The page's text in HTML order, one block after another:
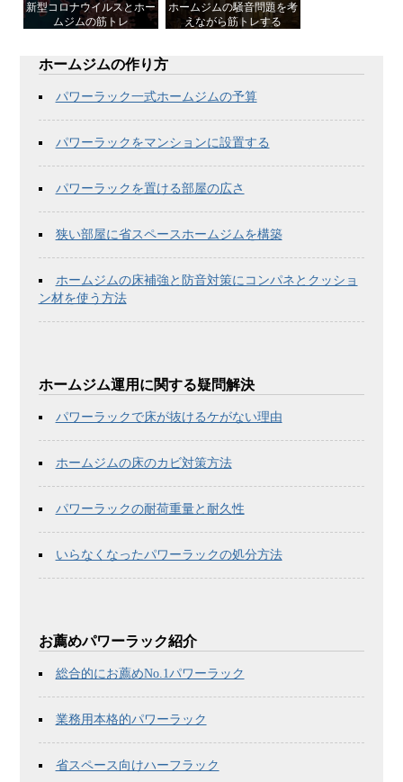
新型コロナウイルスとホー
ムジムの筋トレ
ホームジムの騒音問題を考
えながら筋トレする
ホームジムの作り方
パワーラック一式ホームジムの予算
パワーラックをマンションに設置する
パワーラックを置ける部屋の広さ
狭い部屋に省スペースホームジムを構築
ホームジムの床補強と防音対策にコンパネとクッショ
ン材を使う方法
ホームジム運用に関する疑問解決
パワーラックで床が抜けるケがない理由
ホームジムの床のカビ対策方法
パワーラックの耐荷重量と耐久性
いらなくなったパワーラックの処分方法
お薦めパワーラック紹介
総合的にお薦めNo.1パワーラック
業務用本格的パワーラック
省スペース向けハーフラック